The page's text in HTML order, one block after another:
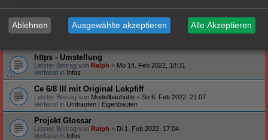
Verfasst inTechnik
S-Bahn Triebwagen ET171/EM171 - BR471/871
Letzter Beitrag vonHammonia«Sa 19. Feb 2022, 23:39
https - Umstellung
Letzter Beitrag von Ralph « Mo 14. Feb 2022, 18:31
Verfasst in Infos
Ce 6/8 III mit Original Lokpfiff
Letzter Beitrag von Modellbauhütte « So 6. Feb 2022, 21:07
Verfasst in Umbauten | Eigenbauten
Projekt Glossar
Letzter Beitrag von Ralph « Di 1. Feb 2022, 17:04
Verfasst in Infos
Ablehnen Ausgewählte akzeptieren Alle Akzeptieren